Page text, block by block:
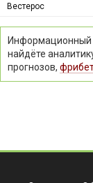
Вестерос
Информационный
найдёте
прогнозов,